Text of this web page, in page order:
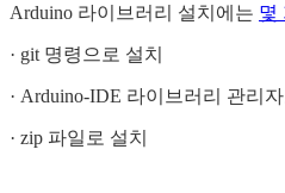
Arduino 라이브러리 설치에는 몇
· git 명령으로 설치
· Arduino-IDE 라이브러리 관리자
· zip 파일로 설치